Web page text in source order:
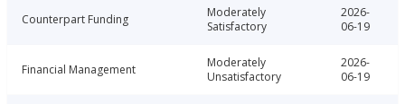
Counterpart Funding
Moderately
Satisfactory
2026-
06-19
Financial Management
Moderately
Unsatisfactory
2026-
06-19